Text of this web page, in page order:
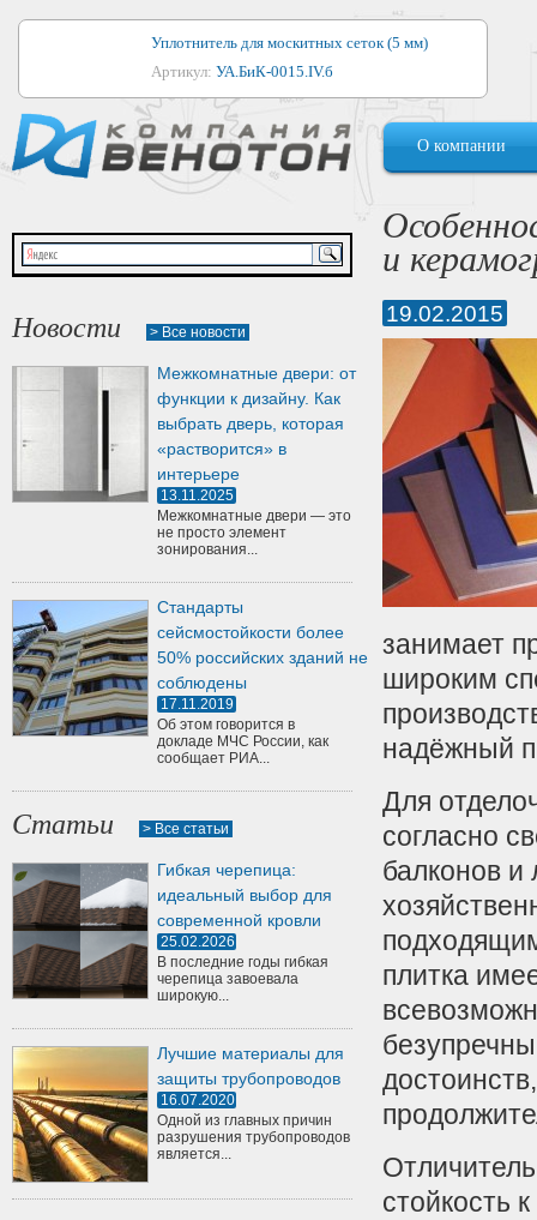
Уплотнитель для москитных сеток (5 мм)
Артикул: УА.БиК-0015.IV.б
Уплотнитель для алюминиевых окон
Артикул:1044
Уплотнитель для деревянных окон
Артикул:УМ.БиК-0062.IV.б
Уплотнитель лоджиевый для (4, 5, 6 мм)
Артикул:
О компании
Новости > Все новости
Межкомнатные двери: от
функции к дизайну. Как
выбрать дверь, которая
«растворится» в
интерьере
13.11.2025
Межкомнатные двери — это
не просто элемент
зонирования...
Стандарты
сейсмостойкости более
50% российских зданий не
соблюдены
17.11.2019
Об этом говорится в
докладе МЧС России, как
сообщает РИА...
Статьи > Все статьи
Гибкая черепица:
идеальный выбор для
современной кровли
25.02.2026
В последние годы гибкая
черепица завоевала
широкую...
Лучшие материалы для
защиты трубопроводов
16.07.2020
Одной из главных причин
разрушения трубопроводов
является...
и
19.02.2015
занимает
широким
надёжный
Для
согласно
балконов и
плитка
стойкость